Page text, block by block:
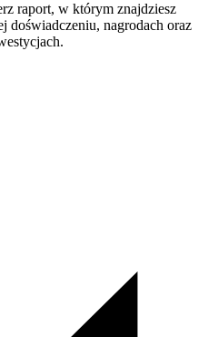
raport, w którym znajdziesz
doświadczeniu, nagrodach oraz